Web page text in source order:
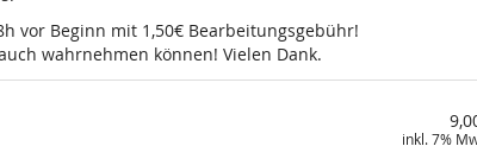
vor Beginn mit 1,50€ Bearbeitungsgebühr!
wahrnehmen können! Vielen Dank.
inkl. 7%